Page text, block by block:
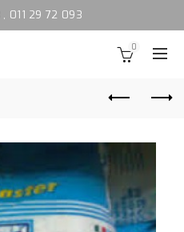
, 011 29 72 093
0